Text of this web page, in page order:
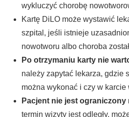
wykluczyć chorobę
Kartę DiLO może wystawić
szpital, jeśli istnieje
nowotworu albo choroba
Po otrzymaniu karty nie
należy zapytać lekarza, gdzie
można wykonać i czy w
Pacjent nie jest ograniczony
termin wizyty jest odległy,